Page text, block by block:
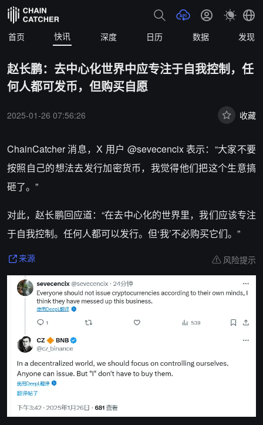
首页 快讯 深度 日历 数据 发现
赵长鹏：去中心化世界中应专注于自我控制，任
何人都可发币，但购买自愿
2025-01-26 07:56:26 收藏
ChainCatcher 消息，X 用户 @sevecencix 表示：“大家不要
按照自己的想法去发行加密货币，我觉得他们把这个生意搞
砸了。”
对此，赵长鹏回应道：“在去中心化的世界里，我们应该专注
于自我控制。任何人都可以发行。但‘我’不必购买它们。”
来源 风险提示